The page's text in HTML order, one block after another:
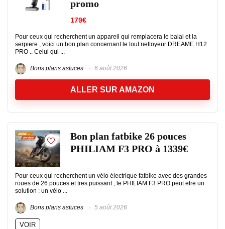
promo
179€
Pour ceux qui recherchent un appareil qui remplacera le balai et la
serpiere , voici un bon plan concernant le tout nettoyeur DREAME H12
PRO .. Celui qui ...
Bons plans astuces 6 août 2026
ALLER SUR AMAZON
Bon plan fatbike 26 pouces
PHILIAM F3 PRO à 1339€
Pour ceux qui recherchent un vélo électrique fatbike avec des grandes
roues de 26 pouces et tres puissant , le PHILIAM F3 PRO peut etre un
solution : un vélo ...
Bons plans astuces 5 août 2026
VOIR